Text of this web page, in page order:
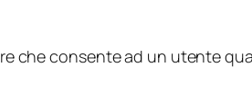
che consente ad un utente